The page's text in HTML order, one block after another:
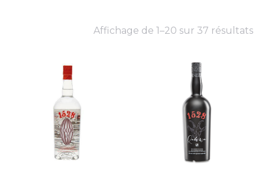
Affichage de 1–20 sur 37 résultats